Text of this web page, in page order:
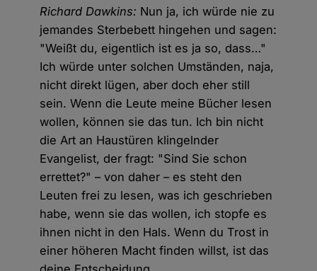
Richard Dawkins: Nun ja, ich würde nie zu
jemandes Sterbebett hingehen und sagen:
"Weißt du, eigentlich ist es ja so, dass…"
Ich würde unter solchen Umständen, naja,
nicht direkt lügen, aber doch eher still
sein. Wenn die Leute meine Bücher lesen
wollen, können sie das tun. Ich bin nicht
die Art an Haustüren klingelnder
Evangelist, der fragt: "Sind Sie schon
errettet?" – von daher – es steht den
Leuten frei zu lesen, was ich geschrieben
habe, wenn sie das wollen, ich stopfe es
ihnen nicht in den Hals. Wenn du Trost in
einer höheren Macht finden willst, ist das